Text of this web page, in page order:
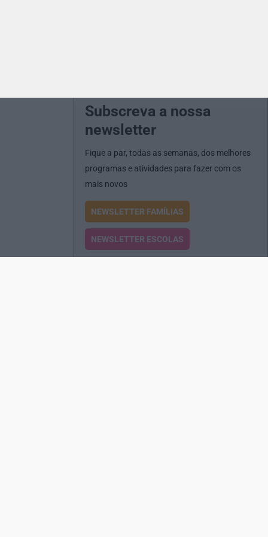
Subscreva a nossa
newsletter
Fique a par, todas as semanas, dos melhores
programas e atividades para fazer com os
mais novos
NEWSLETTER FAMÍLIAS
NEWSLETTER ESCOLAS